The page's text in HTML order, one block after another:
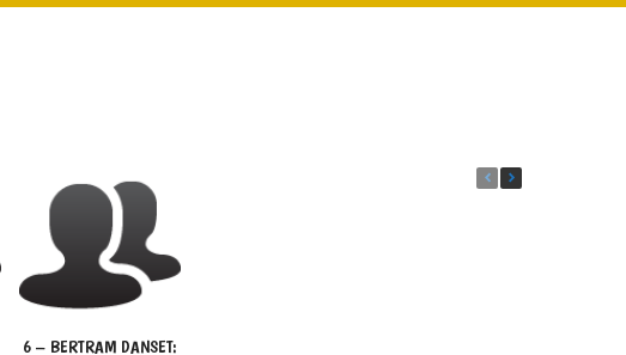
6 – BERTRAM DANSET: